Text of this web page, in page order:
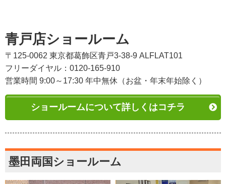
青戸店ショールーム
〒125-0062 東京都葛飾区青戸3-38-9 ALFLAT101
フリーダイヤル：0120-165-910
営業時間 9:00～17:30 年中無休（お盆・年末年始除く）
ショールームについて詳しくはコチラ
墨田両国ショールーム